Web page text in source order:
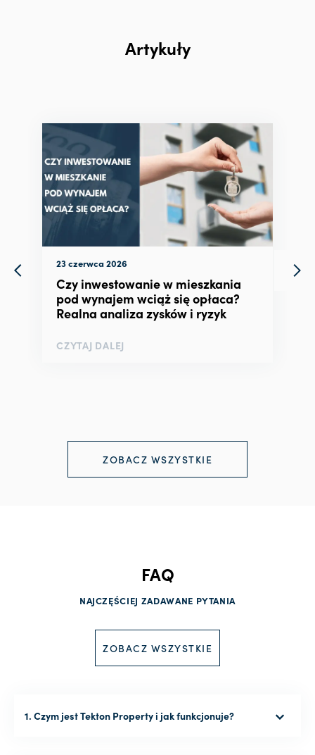
Artykuły
23 czerwca 2026
Czy inwestowanie w mieszkania
pod wynajem wciąż się opłaca?
Realna analiza zysków i ryzyk
CZYTAJ DALEJ
ZOBACZ WSZYSTKIE
FAQ
NAJCZĘŚCIEJ ZADAWANE PYTANIA
ZOBACZ WSZYSTKIE
1. Czym jest Tekton Property i jak funkcjonuje?